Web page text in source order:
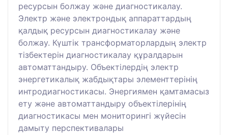
ресурсын болжау және диагностикалау.
Электр және электрондық аппараттардың
қалдық ресурсын диагностикалау және
болжау. Күштік трансформаторлардың электр
тізбектерін диагностикалау құралдарын
автоматтандыру. Объектілердің электр
энергетикалық жабдықтары элементтерінің
интродиагностикасы. Энергиямен қамтамасыз
ету және автоматтандыру объектілерінің
диагностикасы мен мониторингі жүйесін
дамыту перспективалары